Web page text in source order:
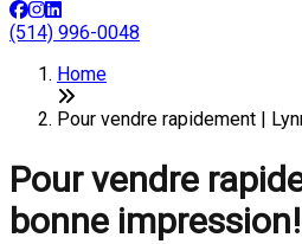
(514) 996-0048
Home
Pour vendre rapidement |
Pour vendre
bonne impression!